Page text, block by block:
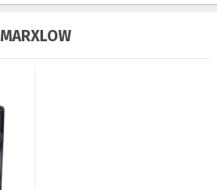
MARXLOW